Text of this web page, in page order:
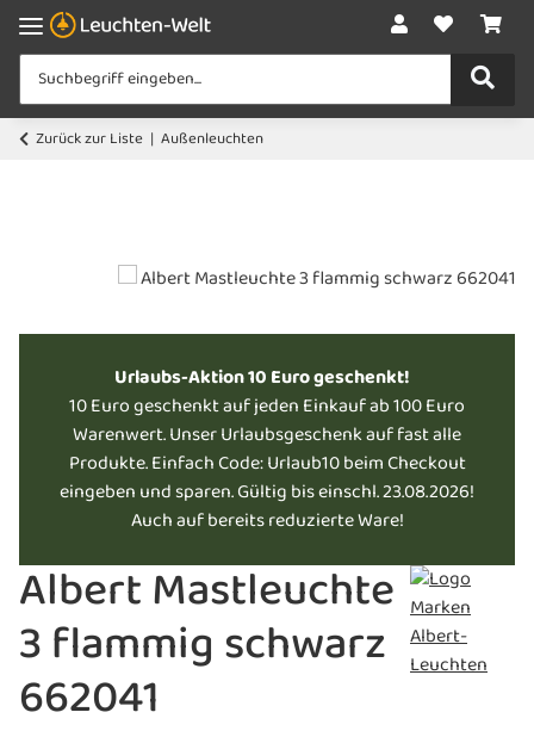
Zurück zur Liste Außenleuchten
Urlaubs-Aktion 10 Euro geschenkt!
10 Euro geschenkt auf jeden Einkauf ab 100 Euro
Warenwert. Unser Urlaubsgeschenk auf fast alle
Produkte. Einfach Code: Urlaub10 beim Checkout
eingeben und sparen. Gültig bis einschl. 23.08.2026!
Auch auf bereits reduzierte Ware!
Albert Mastleuchte
3 flammig schwarz
662041